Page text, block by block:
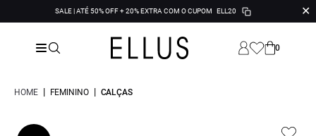
SALE | ATÉ 50% OFF + 20% EXTRA COM O CUPOM ELL20 ✕
0
HOME | FEMININO | CALÇAS